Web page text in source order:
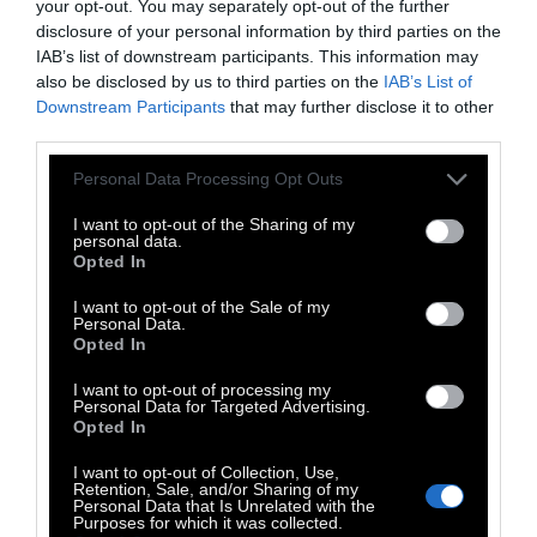
your opt-out. You may separately opt-out of the further
disclosure of your personal information by third parties on the
IAB’s list of downstream participants. This information may
also be disclosed by us to third parties on the IAB’s List of
Downstream Participants that may further disclose it to other
Personal Data Processing Opt Outs
I want to opt-out of the Sharing of my
personal data.
Opted In
I want to opt-out of the Sale of my
Personal Data.
Opted In
I want to opt-out of processing my
Personal Data for Targeted Advertising.
Opted In
I want to opt-out of Collection, Use,
Retention, Sale, and/or Sharing of my
Personal Data that Is Unrelated with the
Purposes for which it was collected.
καθημερινή βάση).
Η λίστα με τα 12 αραιοκατοικημένα νησιά
είναι η εξής:
– Φολέγανδρος, πληθυσμός: 765
– Καστελλόριζο, πληθυσμός: 492
– Χάλκη, πληθυσμός: 478
– Ψαρά, πληθυσμός: 448
– Κουφονήσια, πληθυσμός: 399
– Σίκινος, πληθυσμός: 273
– Ανάφη, πληθυσμός: 271
– Σχοινούσα, πληθυσμός: 256
– Αγαθονήσι, πληθυσμός: 185
– Ηρακλειά, πληθυσμός: 141
– Μαράθι, πληθυσμός: 5